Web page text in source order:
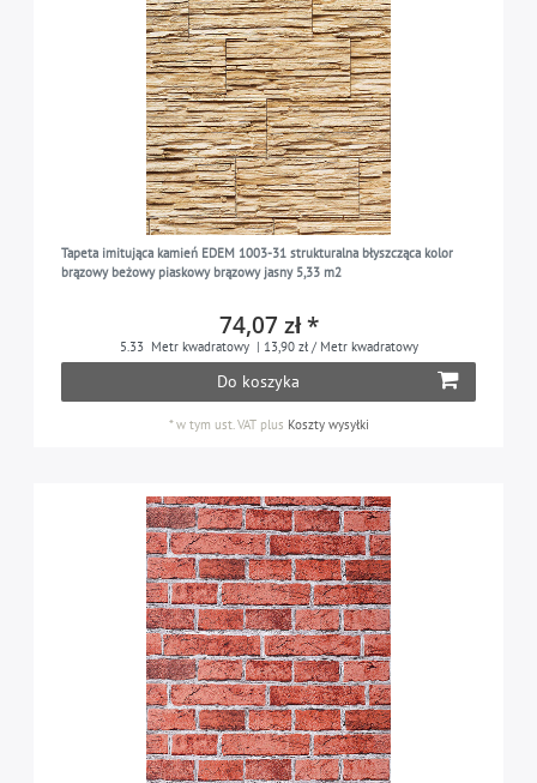
Tapeta imitująca kamień EDEM 1003-31 strukturalna błyszcząca kolor
brązowy beżowy piaskowy brązowy jasny 5,33 m2
74,07 zł *
5.33 Metr kwadratowy | 13,90 zł / Metr kwadratowy
Do koszyka
*w tym ust. VATplus Koszty wysyłki